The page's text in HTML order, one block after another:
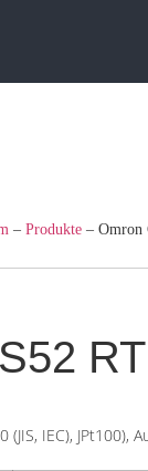
– Produkte – Omron
IEC), JPt100),